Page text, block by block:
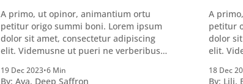
A primo, ut opinor, animantium ortu
petitur origo summi boni. Lorem ipsum
dolor sit amet, consectetur adipiscing
elit. Videmusne ut pueri ne verberibus
perquirendisque deterreantur?
19 Dec 2023•6 Min
By: Ava, Deep Saffron
A
petitur
dolor
elit.
18 Dec
By: Lili,